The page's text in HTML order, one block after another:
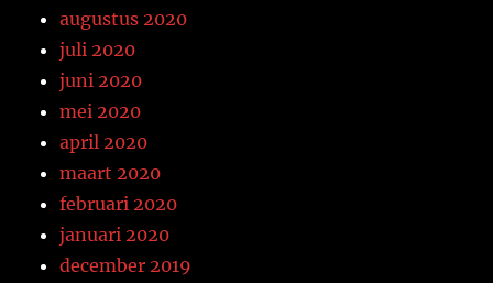
augustus 2020
juli 2020
juni 2020
mei 2020
april 2020
maart 2020
februari 2020
januari 2020
december 2019